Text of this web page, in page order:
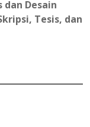
dan Desain
Tesis, dan